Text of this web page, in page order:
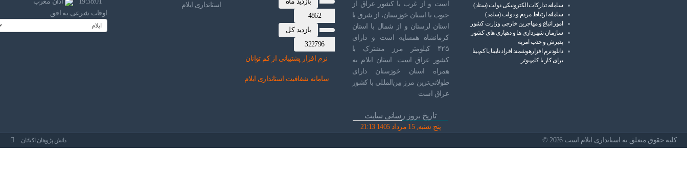
سامانه تدارکات الکترونیکی دولت (ستاد)
سامانه ارتباط مردم و دولت (سامد)
امور اتباع و مهاجرین خارجی وزارت کشور
سازمان شهرداری ها و دهیاری های کشور
پذیرش و جذب امریه
دانلودنرم افزارهوشمند افراد نابینا یا کم‌بینا
برای کار با کامپیوتر
است و از غرب با کشور عراق از
جنوب با استان خوزستان، از شرق با
استان لرستان و از شمال با استان
کرمانشاه همسایه است و دارای
۴۲۵ کیلومتر مرز مشترک با
کشور عراق است. استان ایلام به
همراه استان خوزستان دارای
طولانی‌ترین مرز بین‌المللی با کشور
عراق است
تاریخ بروز رسانی سایت
پنج شنبه, 15 مرداد 1405 21:13
4862
بازدید کل
322796
نرم افز ار پشتیبانی از کم توانان
سامانه شفافیت استانداری ایلام
استانداری ایلام
اوقات شرعی به افق
کلیه حقوق متعلق به استانداری ایلام است 2026 © دانش پژوهان اکباتان